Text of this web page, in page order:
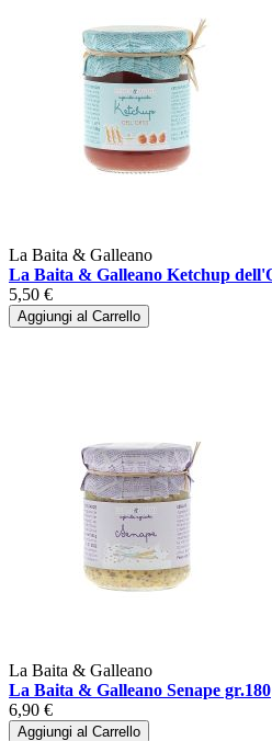
La Baita & Galleano
La Baita & Galleano Ketchup
5,50 €
Aggiungi al Carrello
La Baita & Galleano
La Baita & Galleano Senape gr.180
6,90 €
Aggiungi al Carrello